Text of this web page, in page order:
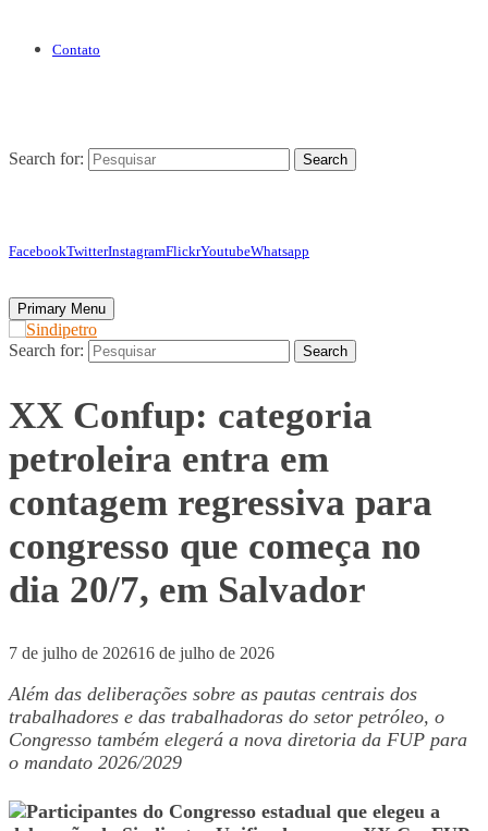
Contato
Search for: Search
FacebookTwitterInstagramFlickrYoutubeWhatsapp
Primary Menu
Search for: Search
XX Confup: categoria
petroleira entra em
contagem regressiva para
congresso que começa no
dia 20/7, em Salvador
7 de julho de 202616 de julho de 2026
Além das deliberações sobre as pautas centrais dos
trabalhadores e das trabalhadoras do setor petróleo, o
Congresso também elegerá a nova diretoria da FUP para
o mandato 2026/2029